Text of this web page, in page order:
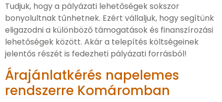
Tudjuk, hogy a pályázati lehetőségek sokszor
bonyolultnak tűnhetnek. Ezért vállaljuk, hogy segítünk
eligazodni a különböző támogatások és finanszírozási
lehetőségek között. Akár a telepítés költségeinek
jelentős részét is fedezheti pályázati forrásból!
Árajánlatkérés napelemes
rendszerre Komáromban